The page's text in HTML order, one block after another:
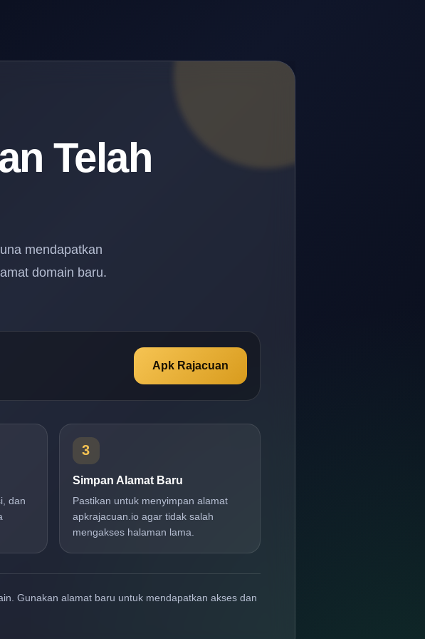
Telah
mendapatkan
domain baru.
Apk Rajacuan
dan
3
Simpan Alamat Baru
Pastikan untuk menyimpan alamat
apkrajacuan.io agar tidak salah
mengakses halaman lama.
Gunakan alamat baru untuk mendapatkan akses dan